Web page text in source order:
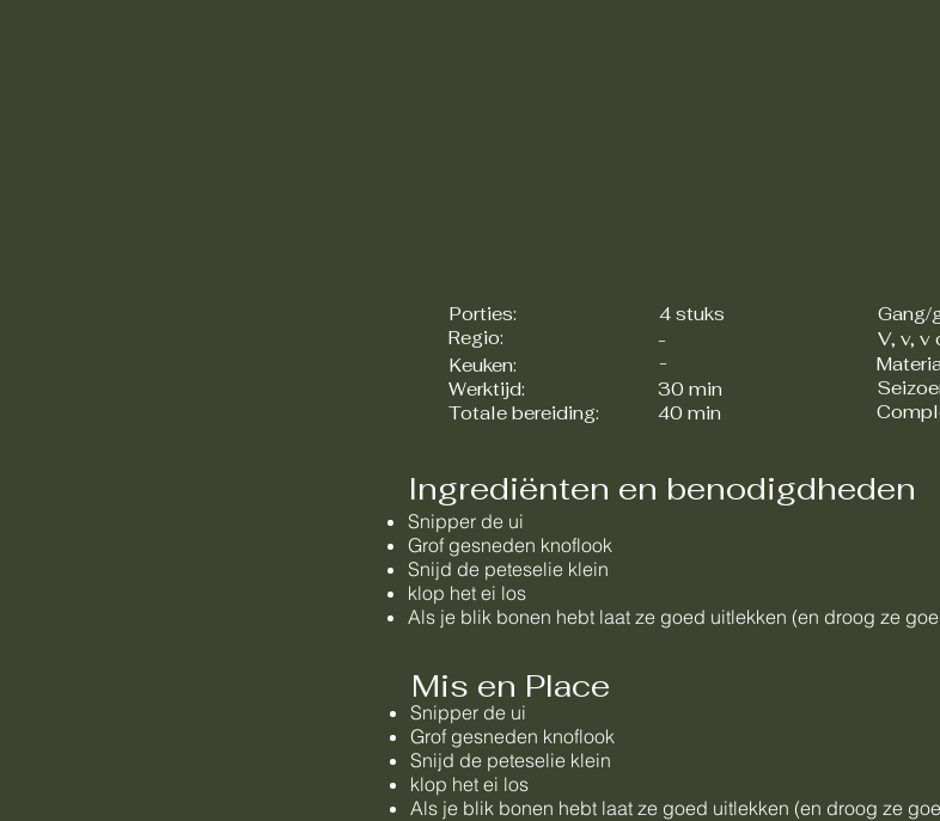
Porties:
4 stuks
Regio:
-
Keuken:
-
Werktijd:
30 min
Totale bereiding:
40 min
Gang/
V, v, v
Ingrediënten en benodigdheden
Snipper de ui
Grof gesneden knoflook
Snijd de peteselie klein
klop het ei los
Als je blik bonen hebt laat ze goed uitlekken (en droog ze
Mis en Place
Snipper de ui
Grof gesneden knoflook
Snijd de peteselie klein
klop het ei los
Als je blik bonen hebt laat ze goed uitlekken (en droog ze